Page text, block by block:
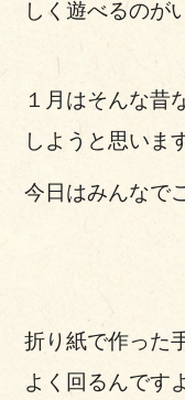
しく遊べるのが
１月はそんな昔
しようと思いま
今日はみんなで
折り紙で作った
よく回るんです